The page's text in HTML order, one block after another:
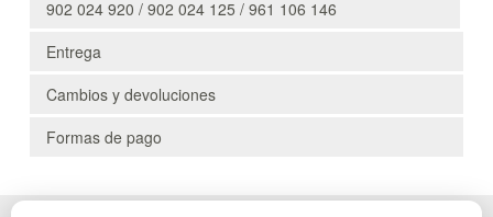
902 024 920 / 902 024 125 / 961 106 146
Entrega
Cambios y devoluciones
Formas de pago